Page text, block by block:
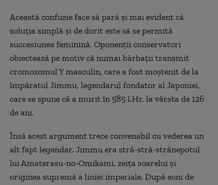
Această confuzie face să pară și mai evident că
soluția simplă și de dorit este să se permită
succesiunea feminină. Oponenții conservatori
obiectează pe motiv că numai bărbații transmit
cromozomul Y masculin, care a fost moștenit de la
împăratul Jimmu, legendarul fondator al Japoniei,
care se spune că a murit în 585 î.Hr. la vârsta de 126
de ani.
Însă acest argument trece convenabil cu vederea un
alt fapt legendar. Jimmu era stră-stră-strănepotul
lui Amaterasu-no-Omikami, zeița soarelui și
originea supremă a liniei imperiale. După eoni de